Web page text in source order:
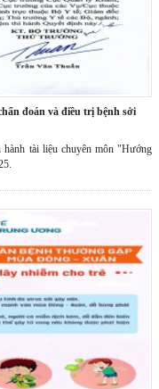
đoán và điều trị bệnh sởi
tài liệu chuyên môn "Hướng